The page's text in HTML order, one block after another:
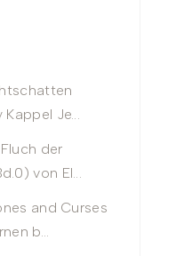
Je...
der
von El...
and Curses
b...